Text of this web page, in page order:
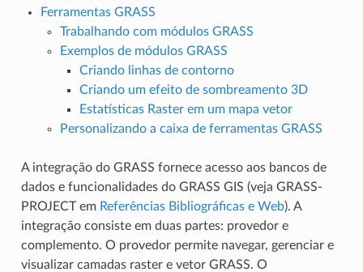
Ferramentas GRASS
Trabalhando com módulos GRASS
Exemplos de módulos GRASS
Criando linhas de contorno
Criando um efeito de sombreamento 3D
Estatísticas Raster em um mapa vetor
Personalizando a caixa de ferramentas GRASS
A integração do GRASS fornece acesso aos bancos de
dados e funcionalidades do GRASS GIS (veja GRASS-
PROJECT em Referências Bibliográficas e Web). A
integração consiste em duas partes: provedor e
complemento. O provedor permite navegar, gerenciar e
visualizar camadas raster e vetor GRASS. O